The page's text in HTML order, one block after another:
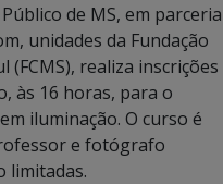
de MS, em parceria
unidades da Fundação
(FCMS), realiza inscrições
às 16 horas, para o
iluminação. O curso é
e fotógrafo
limitadas.